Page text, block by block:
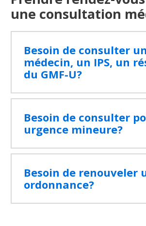
une consultation
Besoin de consulter un
médecin, un IPS, un
du GMF-U?
Besoin de consulter
urgence mineure?
Besoin de renouveler
ordonnance?
l'Île-de-Montréal
Nutritionniste
Pharmacien
Physiothérapeute
Travailleur social